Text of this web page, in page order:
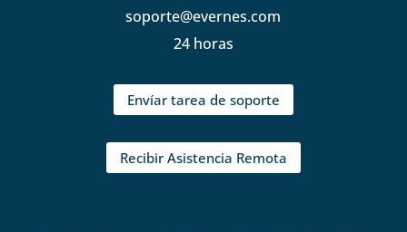
soporte@evernes.com
24 horas
Envíar tarea de soporte
Recibir Asistencia Remota